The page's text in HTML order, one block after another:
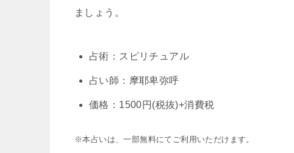
ましょう。
占術：スピリチュアル
占い師：摩耶卑弥呼
価格：1500円(税抜)+消費税
※本占いは、一部無料にてご利用いただけます。